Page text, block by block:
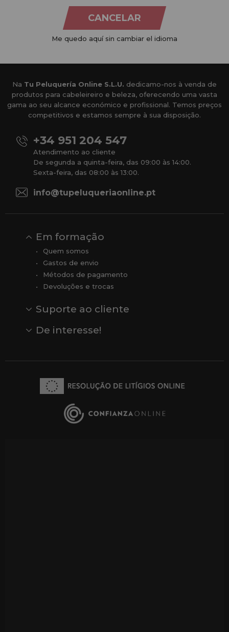
Na Tu Peluquería Online S.L.U. dedicamo-nos à venda de
produtos para cabeleireiro e beleza, oferecendo uma vasta
gama ao seu alcance económico e profissional. Temos preços
competitivos e estamos sempre à sua disposição.
+34 951 204 547
Atendimento ao cliente
De segunda a quinta-feira, das 09:00 às 14:00.
Sexta-feira, das 08:00 às 13:00.
info@tupeluqueriaonline.pt
Em formação
Quem somos
Gastos de envio
Métodos de pagamento
Devoluções e trocas
Suporte ao cliente
Comentários
Comentários do Google
De interesse!
CANCELAR
Me quedo aquí sin cambiar el idioma